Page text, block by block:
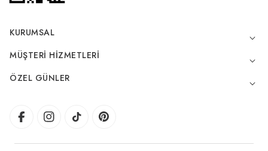
KURUMSAL
MÜŞTERI HIZMETLERI
ÖZEL GÜNLER